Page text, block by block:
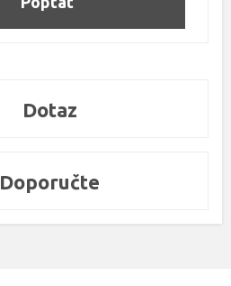
Dotaz
Doporučte